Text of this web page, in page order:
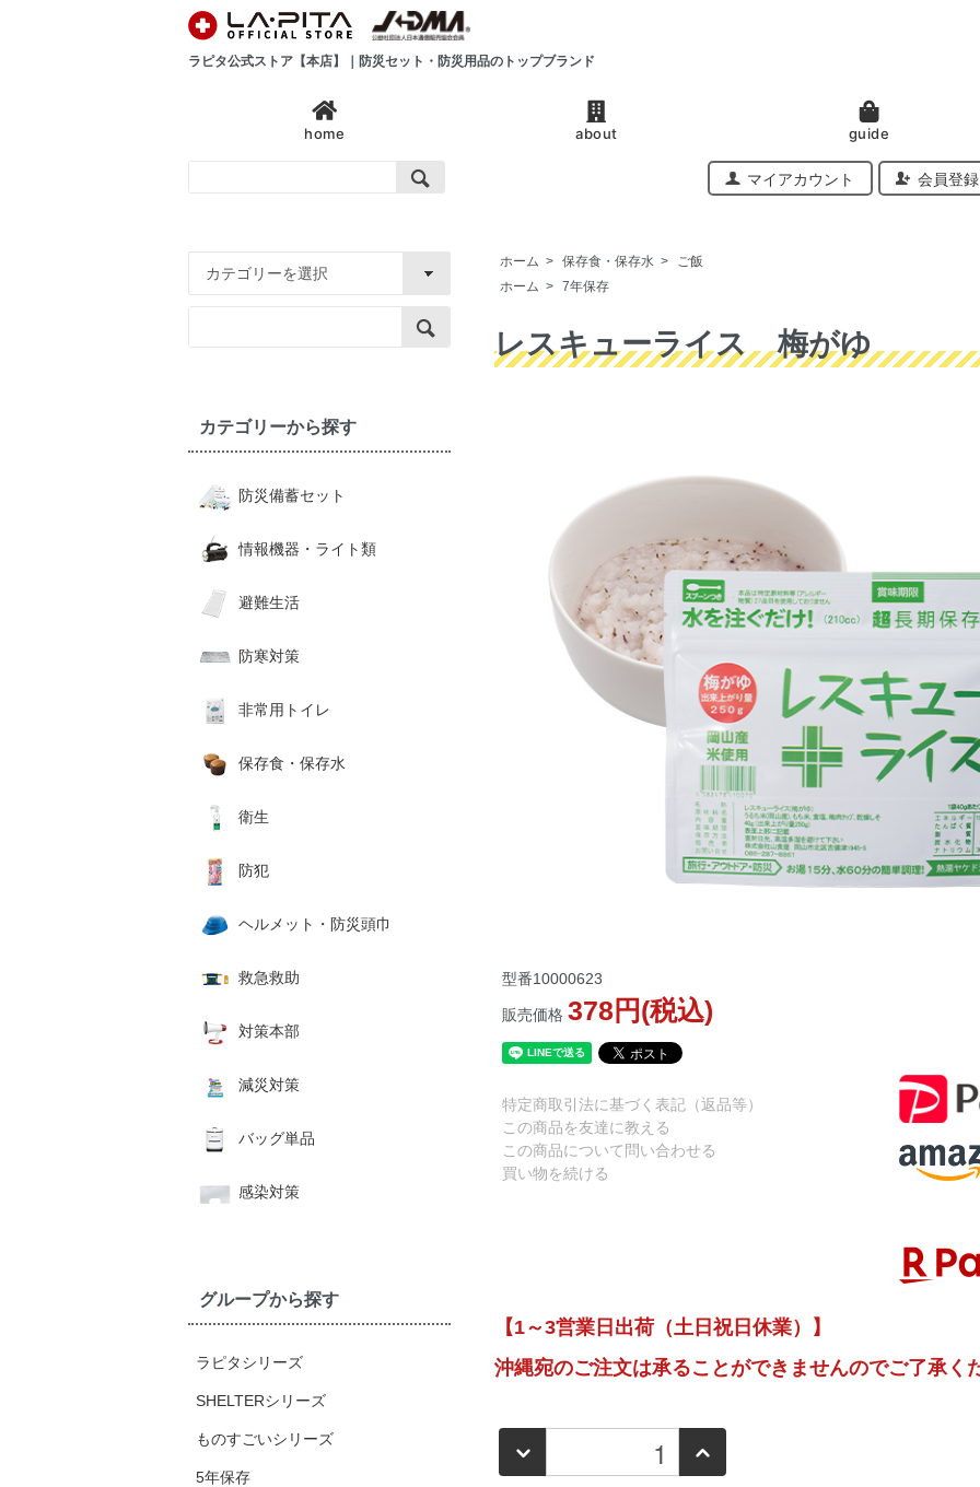
ラピタ公式ストア【本店】｜防災セット・防災用品のトップブランド
home about guide
マイアカウント 会員登録
ホーム > 保存食・保存水 >
ご飯
ホーム > 7年保存
レスキューライス 梅がゆ
型番10000623
販売価格378円(税込)
特定商取引法に基づく表記（返品等）
この商品を友達に教える
この商品について問い合わせる
買い物を続ける
【1～3営業日出荷（土日祝日休業）】
沖縄宛のご注文は承ることができませんのでご了承く
カテゴリーから探す
防災備蓄セット
情報機器・ライト類
避難生活
防寒対策
非常用トイレ
保存食・保存水
衛生
防犯
ヘルメット・防災頭巾
救急救助
対策本部
減災対策
バッグ単品
感染対策
グループから探す
ラピタシリーズ
SHELTERシリーズ
ものすごいシリーズ
5年保存